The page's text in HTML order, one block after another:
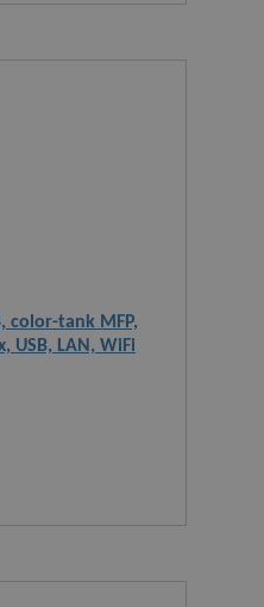
color-tank MFP,
USB, LAN, WiFi